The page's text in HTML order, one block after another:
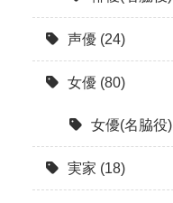
声優 (24)
女優 (80)
女優(名脇役)
実家 (18)